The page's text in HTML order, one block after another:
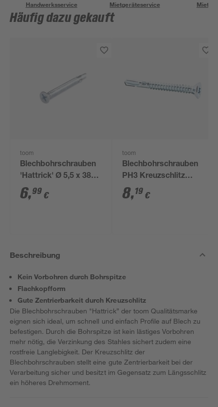
Handwerksservice Mietgeräteservice
Häufig dazu gekauft
toom
Blechbohrschrauben
'Hattrick' Ø 5,5 x 38
mm 15 Stück
6,99 €
toom
Blechbohrschrauben
PH3 Kreuzschlitz
Stahl 5,5 x 50 mm 15
Stück
8,19 €
Beschreibung
Kein Vorbohren durch Bohrspitze
Flachkopfform
Gute Zentrierbarkeit durch Kreuzschlitz
Die Blechbohrschrauben "Hattrick” der toom Qualitätsmarke
eignen sich ideal, um schnell und einfach Profile auf Blech zu
befestigen. Durch die Bohrspitze ist kein lästiges Vorbohren
mehr nötig, die Verzinkung des Stahles sichert zudem eine
rostfreie Langlebigkeit. Der Kreuzschlitz der
Blechbohrschrauben stellt eine gute Zentrierbarkeit bei der
Verarbeitung sicher und besitzt im Gegensatz zum Längsschlitz
ein höheres Drehmoment.